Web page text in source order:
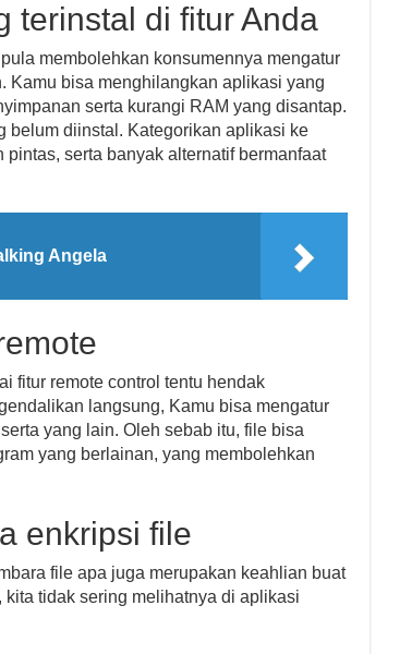
terinstal di fitur Anda
membolehkan konsumennya mengatur
Kamu bisa menghilangkan aplikasi yang
serta kurangi RAM yang disantap.
belum diinstal. Kategorikan aplikasi ke
serta banyak alternatif bermanfaat
Angela
fitur remote control tentu hendak
langsung, Kamu bisa mengatur
yang lain. Oleh sebab itu, file bisa
yang berlainan, yang membolehkan
enkripsi file
file apa juga merupakan keahlian buat
tidak sering melihatnya di aplikasi